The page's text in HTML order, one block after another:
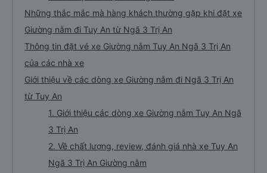
Những thắc mắc mà hàng khách thường gặp khi đặt xe
Giường nằm đi Tuy An từ Ngã 3 Trị An
Thông tin đặt vé xe Giường nằm Tuy An Ngã 3 Trị An
của các nhà xe
Giới thiệu về các dòng xe Giường nằm đi Ngã 3 Trị An
từ Tuy An
1. Giới thiệu các dòng xe Giường nằm Tuy An Ngã
3 Trị An
2. Về chất lượng, review, đánh giá nhà xe Tuy An
Ngã 3 Trị An Giường nằm